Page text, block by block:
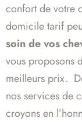
confort de votre
domicile tarif
soin de vos
vous proposons
meilleurs prix.
nos services de
croyons en